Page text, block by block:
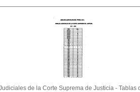
de la Corte Suprema de Justicia - Tablas